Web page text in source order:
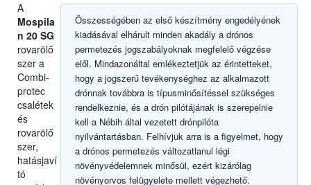
Összességében az első készítmény engedélyének
kiadásával elhárult minden akadály a drónos
permetezés jogszabályoknak megfelelő végzése
elől. Mindazonáltal emlékeztetjük az érintetteket,
hogy a jogszerű tevékenységhez az alkalmazott
drónnak továbbra is típusminősítéssel szükséges
rendelkeznie, és a drón pilótájának is szerepelnie
kell a Nébih által vezetett drónpilóta
nyilvántartásban. Felhívjuk arra is a figyelmet, hogy
a drónos permetezés változatlanul légi
növényvédelemnek minősül, ezért kizárólag
növényorvos felügyelete mellett végezhető.
A
Mospila
n 20 SG
rovarölő
szer a
Combi-
protec
csalétek
és
rovarölő
szer,
hatásjaví
tó